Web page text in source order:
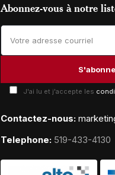
Abonnez-vous à notre
J'ai lu et j'accepte les
Contactez-nous:
Telephone: 519-433-4130